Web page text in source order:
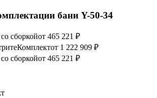
бани Y-50-34
сборкойот 465 221 ₽
Комплектот 1 222 909 ₽
сборкойот 465 221 ₽